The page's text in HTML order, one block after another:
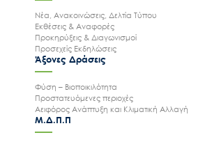
Νέα, Ανακοινώσεις, Δελτία Τύπου
Εκθέσεις & Αναφορές
Προκηρύξεις & Διαγωνισμοί
Προσεχείς Εκδηλώσεις
Άξονες Δράσεις
Φύση – Βιοποικιλότητα
Προστατευόμενες περιοχές
Αειφόρος Ανάπτυξη και Κλιματική Αλλαγή
Μ.Δ.Π.Π